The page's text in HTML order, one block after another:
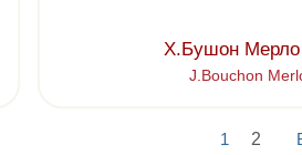
Х.Бушон Мерло
J.Bouchon
1 2